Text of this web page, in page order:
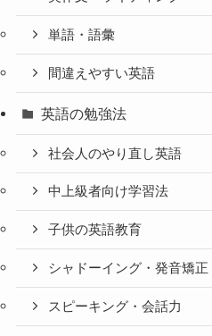
単語・語彙
間違えやすい英語
英語の勉強法
社会人のやり直し英語
中上級者向け学習法
子供の英語教育
シャドーイング・発音矯正
スピーキング・会話力